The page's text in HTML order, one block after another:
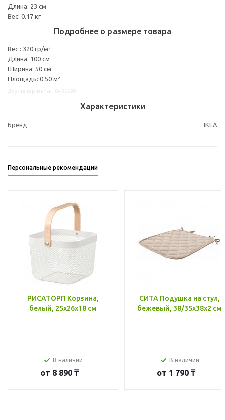
Длина: 23 см
Вес: 0.17 кг
Подробнее о размере товара
Вес.: 320 гр/м²
Длина: 100 см
Ширина: 50 см
Площадь: 0.50 м²
Характеристики
Бренд IKEA
Персональные рекомендации
РИСАТОРП Корзина,
белый, 25x26x18 см
В наличии
от 8 890 ₸
СИТА Подушка на стул,
бежевый, 38/35x38x2 см
В наличии
от 1 790 ₸